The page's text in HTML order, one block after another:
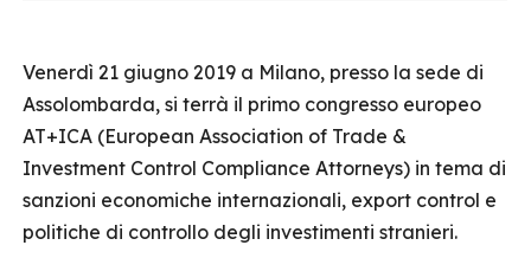
Venerdì 21 giugno 2019 a Milano, presso la sede di
Assolombarda, si terrà il primo congresso europeo
AT+ICA (European Association of Trade &
Investment Control Compliance Attorneys) in tema di
sanzioni economiche internazionali, export control e
politiche di controllo degli investimenti stranieri.